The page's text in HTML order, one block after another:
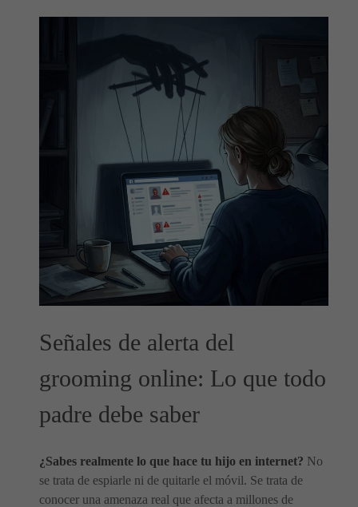
Señales de alerta del
grooming online: Lo que todo
padre debe saber
¿Sabes realmente lo que hace tu hijo en internet? No
se trata de espiarle ni de quitarle el móvil. Se trata de
conocer una amenaza real que afecta a millones de